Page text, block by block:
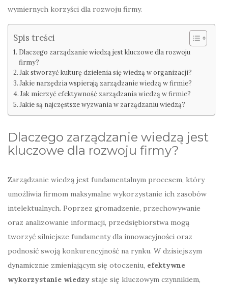
wymiernych korzyści dla rozwoju firmy.
Spis treści
Dlaczego zarządzanie wiedzą jest kluczowe dla rozwoju
firmy?
Jak stworzyć kulturę dzielenia się wiedzą w organizacji?
Jakie narzędzia wspierają zarządzanie wiedzą w firmie?
Jak mierzyć efektywność zarządzania wiedzą w firmie?
Jakie są najczęstsze wyzwania w zarządzaniu wiedzą?
Dlaczego zarządzanie wiedzą jest
kluczowe dla rozwoju firmy?
Zarządzanie wiedzą jest fundamentalnym procesem, który
umożliwia firmom maksymalne wykorzystanie ich zasobów
intelektualnych. Poprzez gromadzenie, przechowywanie
oraz analizowanie informacji, przedsiębiorstwa mogą
tworzyć silniejsze fundamenty dla innowacyjności oraz
podnosić swoją konkurencyjność na rynku. W dzisiejszym
dynamicznie zmieniającym się otoczeniu, efektywne
wykorzystanie wiedzy staje się kluczowym czynnikiem,